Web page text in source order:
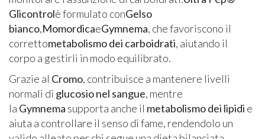
Glicontrolè formulato conGelso
bianco,MomordicaeGymnema, che favoriscono il
correttometabolismo dei carboidrati, aiutando il
corpo a gestirli in modo equilibrato.
Grazie al Cromo, contribuisce a mantenere livelli
normali di glucosio nel sangue, mentre
la Gymnema supporta anche il metabolismo dei lipidi e
aiuta a controllare il senso di fame, rendendolo un